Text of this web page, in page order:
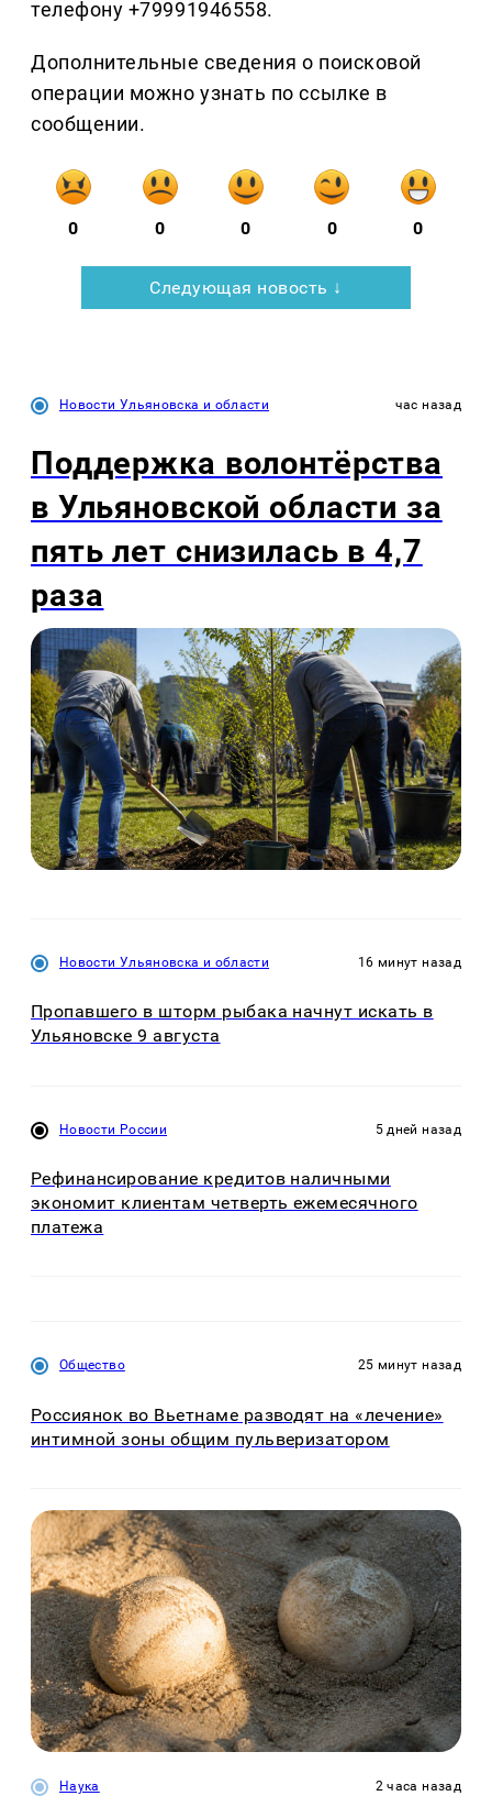
телефону +79991946558.
Дополнительные сведения о поисковой
операции можно узнать по ссылке в
сообщении.
0 0 0 0 0
Следующая новость ↓
Новости Ульяновска и области час назад
Поддержка волонтёрства
в Ульяновской области за
пять лет снизилась в 4,7
раза
Новости Ульяновска и области 16 минут назад
Пропавшего в шторм рыбака начнут искать в
Ульяновске 9 августа
Новости России 5 дней назад
Рефинансирование кредитов наличными
экономит клиентам четверть ежемесячного
платежа
Общество 25 минут назад
Россиянок во Вьетнаме разводят на «лечение»
интимной зоны общим пульверизатором
Наука 2 часа назад